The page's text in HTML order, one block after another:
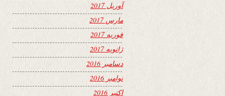
آوریل 2017
مارس 2017
فوریه 2017
ژانویه 2017
دسامبر 2016
نوامبر 2016
اکتبر 2016